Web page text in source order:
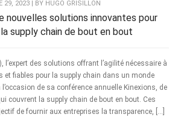
29, 2023 | BY HUGO GRISILLON
nouvelles solutions innovantes pour
supply chain de bout en bout
l’expert des solutions offrant l’agilité nécessaire à
et fiables pour la supply chain dans un monde
de sa conférence annuelle Kinexions, de
couvrent la supply chain de bout en bout. Ces
de fournir aux entreprises la transparence, […]